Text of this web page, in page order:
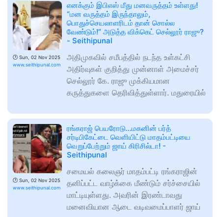
🕑 Sun, 02 Nov 2025
www.seithipunal.com
எனக்கும் இபிஎஸ் மீது மனவருத்தம் உள்ளது!
“மன வருத்தம் இருந்தாலும்,
பொதுச்செயலாளரிடம் தான் சொல்ல
வேண்டும்!” அடுத்த விக்கெட் செல்லூர் ராஜு?
- Seithipunal
அதிமுகவில் சமீபத்தில் நடந்த உள்கட்சி
அதிர்வுகள் குறித்து முன்னாள் அமைச்சர்
செல்லூர் கே. ராஜு முக்கியமான
கருத்துகளை தெரிவித்துள்ளார். மதுரையில்
🕑 Sun, 02 Nov 2025
www.seithipunal.com
ரங்கராஜ் பெயரோடு...மகனின் பர்த்
சர்டிபிகேட்டை வெளியிட்டு மாதம்பட்டியை
வெறுப்பேற்றும் ஜாய் கிரிசில்டா! -
Seithipunal
சமையல் கலைஞர் மாதம்பட்டி ரங்கராஜின்
தனிப்பட்ட வாழ்க்கை மீண்டும் சர்ச்சையில்
மாட்டியுள்ளது. அவரின் இரண்டாவது
மனைவியான ஆடை வடிவமைப்பாளர் ஜாய்